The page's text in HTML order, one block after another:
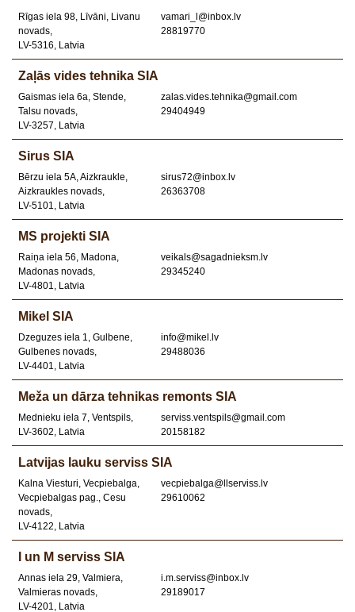
Rīgas iela 98, Līvāni, Livanu
novads,
LV-5316, Latvia
vamari_l@inbox.lv
28819770
Zaļās vides tehnika SIA
Gaismas iela 6a, Stende,
Talsu novads,
LV-3257, Latvia
zalas.vides.tehnika@gmail.com
29404949
Sirus SIA
Bērzu iela 5A, Aizkraukle,
Aizkraukles novads,
LV-5101, Latvia
sirus72@inbox.lv
26363708
MS projekti SIA
Raiņa iela 56, Madona,
Madonas novads,
LV-4801, Latvia
veikals@sagadnieksm.lv
29345240
Mikel SIA
Dzeguzes iela 1, Gulbene,
Gulbenes novads,
LV-4401, Latvia
info@mikel.lv
29488036
Meža un dārza tehnikas remonts SIA
Mednieku iela 7, Ventspils,
LV-3602, Latvia
serviss.ventspils@gmail.com
20158182
Latvijas lauku serviss SIA
Kalna Viesturi, Vecpiebalga,
Vecpiebalgas pag., Cesu
novads,
LV-4122, Latvia
vecpiebalga@llserviss.lv
29610062
I un M serviss SIA
Annas iela 29, Valmiera,
Valmieras novads,
LV-4201, Latvia
i.m.serviss@inbox.lv
29189017